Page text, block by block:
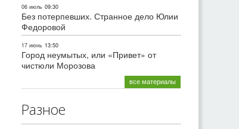
06 июль 09:30
Без потерпевших. Странное дело Юлии
Федоровой
17 июнь 13:50
Город неумытых, или «Привет» от
чистюли Морозова
все материалы
Разное